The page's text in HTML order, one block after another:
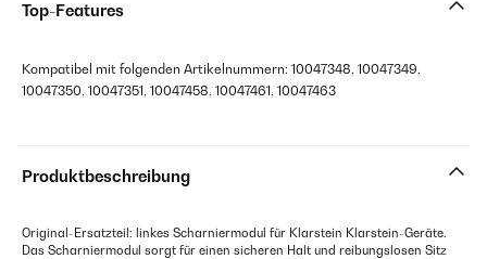
Top-Features
Kompatibel mit folgenden Artikelnummern: 10047348, 10047349,
10047350, 10047351, 10047458, 10047461, 10047463
Produktbeschreibung
Original-Ersatzteil: linkes Scharniermodul für Klarstein Klarstein-Geräte.
Das Scharniermodul sorgt für einen sicheren Halt und reibungslosen Sitz